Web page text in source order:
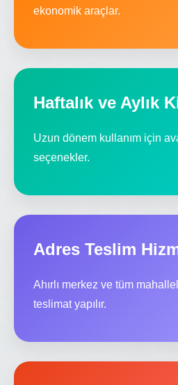
ekonomik araçlar.
Haftalık ve Aylık
Uzun dönem kullanım için
seçenekler.
Adres Teslim
Ahırlı merkez ve tüm
teslimat yapılır.